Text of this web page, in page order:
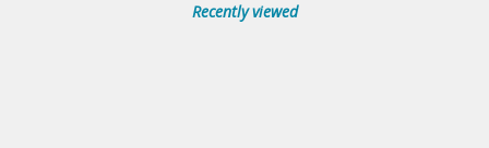
Recently viewed